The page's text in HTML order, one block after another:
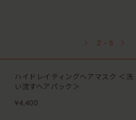
ハイドレイティングヘアマスク ＜洗
い流すヘアパック＞
¥4,400
2 - 5